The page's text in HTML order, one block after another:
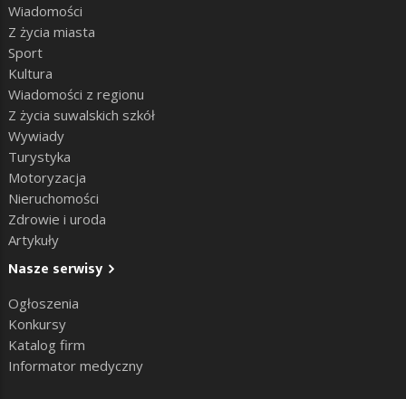
Wiadomości
Z życia miasta
Sport
Kultura
Wiadomości z regionu
Z życia suwalskich szkół
Wywiady
Turystyka
Motoryzacja
Nieruchomości
Zdrowie i uroda
Artykuły
Nasze serwisy
Ogłoszenia
Konkursy
Katalog firm
Informator medyczny